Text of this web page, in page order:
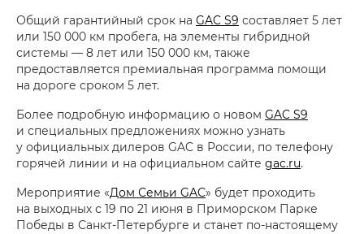
Общий гарантийный срок на GAC S9 составляет 5 лет
или 150 000 км пробега, на элементы гибридной
системы — 8 лет или 150 000 км, также
предоставляется премиальная программа помощи
на дороге сроком 5 лет.
Более подробную информацию о новом GAC S9
и специальных предложениях можно узнать
у официальных дилеров GAC в России, по телефону
горячей линии и на официальном сайте gac.ru.
Мероприятие «Дом Семьи GAC» будет проходить
на выходных с 19 по 21 июня в Приморском Парке
Победы в Санкт-Петербурге и станет по-настоящему